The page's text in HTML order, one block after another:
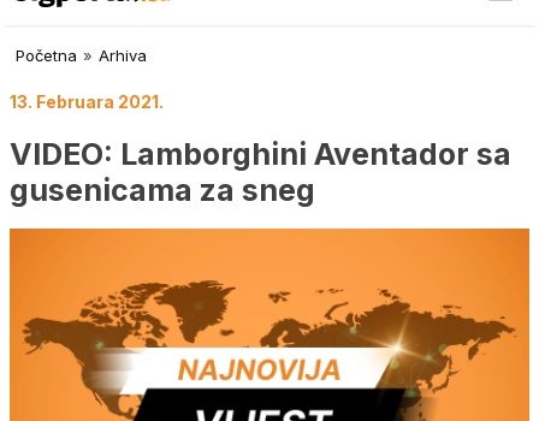
Početna » Arhiva
13. Februara 2021.
VIDEO: Lamborghini Aventador sa
gusenicama za sneg